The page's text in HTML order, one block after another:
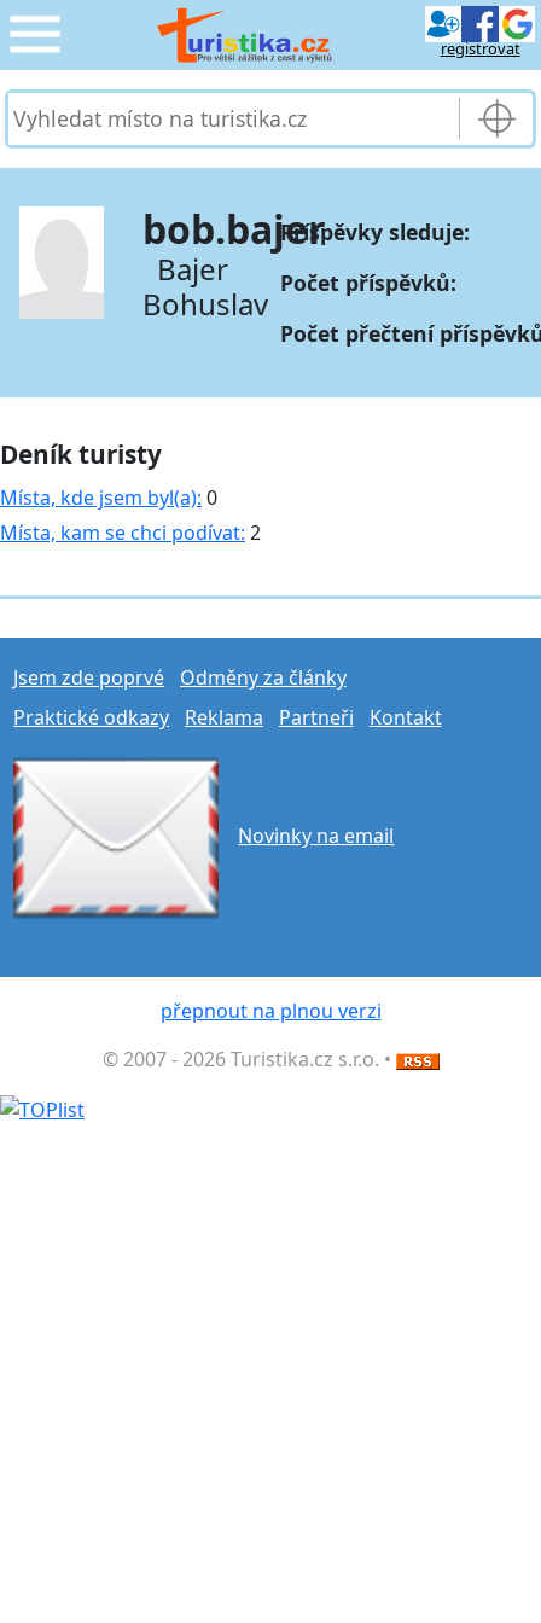
registrovat
CESTOVÁNÍ
SLUŽBY & DOPRAVA ›
PRO TURISTY ›
MOJE TURISTIKA ›
bob.bajer
Bajer
Bohuslav
Příspěvky sleduje:
Počet příspěvků:
Počet přečtení
Deník turisty
Místa, kde jsem byl(a): 0
Místa, kam se chci podívat: 2
Jsem zde poprvé
Odměny za články
Praktické odkazy
Reklama Partneři Kontakt
Novinky na email
přepnout na plnou verzi
© 2007 - 2026 Turistika.cz s.r.o. •